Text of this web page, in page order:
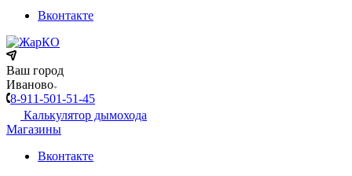
Вконтакте
Ваш город
Иваново
8-911-501-51-45
Калькулятор дымохода
Магазины
Вконтакте